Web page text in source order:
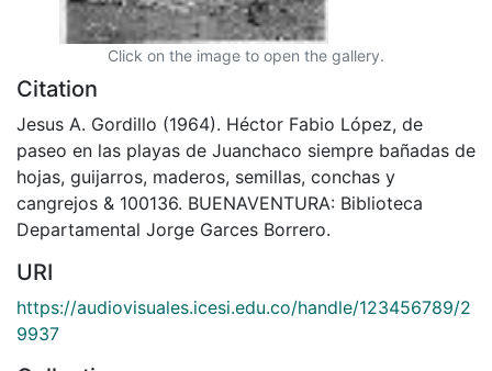
Click on the image to open the gallery.
Citation
Jesus A. Gordillo (1964). Héctor Fabio López, de
paseo en las playas de Juanchaco siempre bañadas de
hojas, guijarros, maderos, semillas, conchas y
cangrejos & 100136. BUENAVENTURA: Biblioteca
Departamental Jorge Garces Borrero.
URI
https://audiovisuales.icesi.edu.co/handle/123456789/2
9937